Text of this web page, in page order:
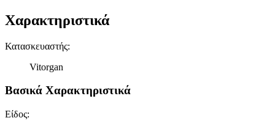
Χαρακτηριστικά
Κατασκευαστής:
Vitorgan
Βασικά Χαρακτηριστικά
Είδος: